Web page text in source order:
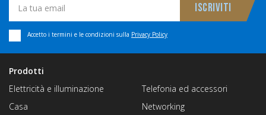
Accetto i termini e le condizioni sulla Privacy Policy
Prodotti
Elettricità e illuminazione
Casa
Telefonia ed accessori
Networking